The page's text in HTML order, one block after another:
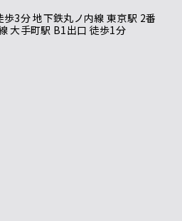
歩3分 地下鉄丸ノ内線 東京駅 2番
大手町駅 B1出口 徒歩1分